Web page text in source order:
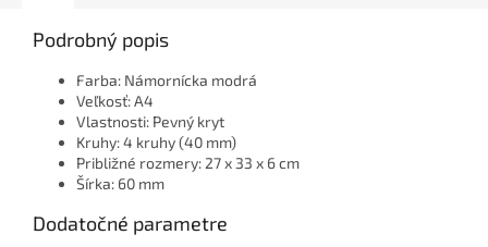
Podrobný popis
Farba: Námornícka modrá
Veľkosť: A4
Vlastnosti: Pevný kryt
Kruhy: 4 kruhy (40 mm)
Približné rozmery: 27 x 33 x 6 cm
Šírka: 60 mm
Dodatočné parametre